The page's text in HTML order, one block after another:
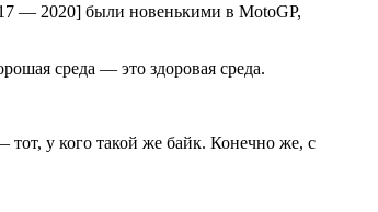
— 2020] были новенькими в MotoGP,
среда — это здоровая среда.
у кого такой же байк. Конечно же, с